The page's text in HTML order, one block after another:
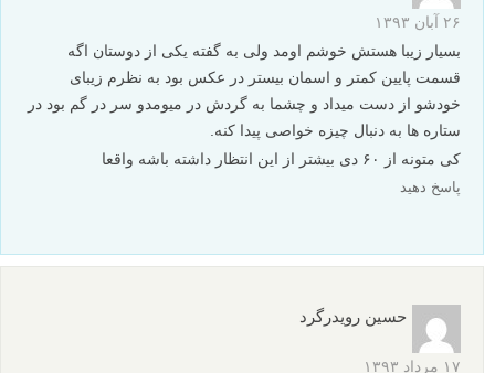
۲۶ آبان ۱۳۹۳
بسیار زیبا هستش خوشم اومد ولی به گفته یکی از دوستان اگه
قسمت پایین کمتر و اسمان بیستر در عکس بود به نظرم زیبای
خودشو از دست میداد و چشما به گردش در میومدو سر در گم بود در
ستاره ها به دنبال چیزه خواصی پیدا کنه.
کی متونه از ۶۰ دی بیشتر از این انتظار داشته باشه واقعا
پاسخ دهید
حسین رویدرگرد
۱۷ مرداد ۱۳۹۳